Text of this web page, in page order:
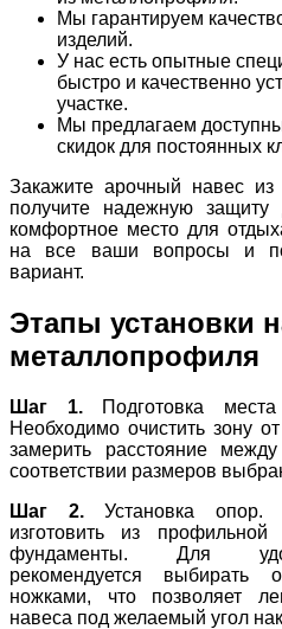
Мы гарантируем
изделий.
У нас есть опытные
быстро и качественно
участке.
Мы предлагаем
скидок для постоянных
Закажите арочный навес
получите надежную
комфортное место для
на все ваши вопросы и
вариант.
Этапы установки
металлопрофиля
Шаг 1.Подготовка места
Необходимо очистить зону
замерить расстояние
соответствии размеров
Шаг 2.Установка опор.
изготовить из
фундаменты. Для
рекомендуется выбирать
ножками, что позволяет
навеса под желаемый угол